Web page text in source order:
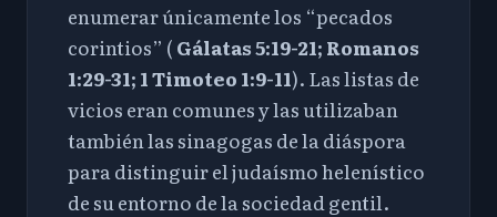
enumerar únicamente los “pecados
corintios” ( Gálatas 5:19-21; Romanos
1:29-31; 1 Timoteo 1:9-11). Las listas de
vicios eran comunes y las utilizaban
también las sinagogas de la diáspora
para distinguir el judaísmo helenístico
de su entorno de la sociedad gentil.